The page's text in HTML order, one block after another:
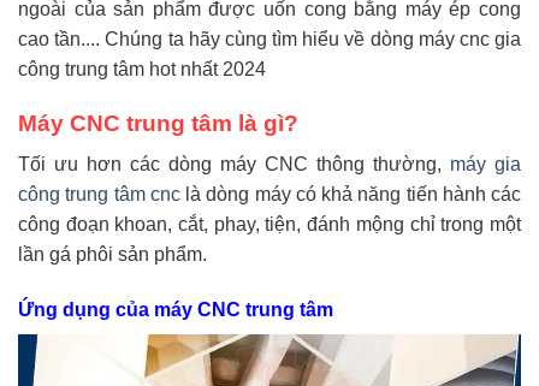
ngoài của sản phẩm được uốn cong bằng máy ép cong
cao tần.... Chúng ta hãy cùng tìm hiểu về dòng máy cnc gia
công trung tâm hot nhất 2024
Máy CNC trung tâm là gì?
Tối ưu hơn các dòng máy CNC thông thường, máy gia
công trung tâm cnclà dòng máy có khả năng tiến hành các
công đoạn khoan, cắt, phay, tiện, đánh mộng chỉ trong một
lần gá phôi sản phẩm.
Ứng dụng của máy CNC trung tâm